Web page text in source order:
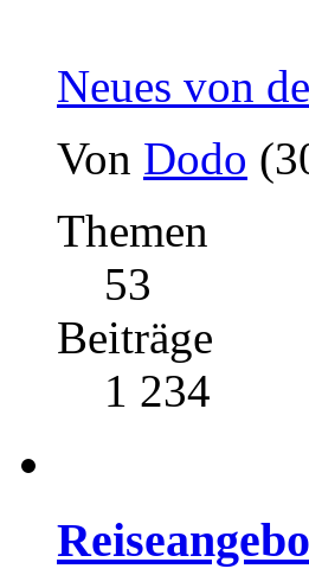
Neues von
Von Dodo
Themen
53
Beiträge
1 234